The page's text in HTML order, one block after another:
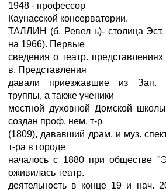
1948 - профессор
Каунасской консерватории.
ТАЛЛИН (б. Ревел ь)- столица
на 1966). Первые
сведения о театр.
в. Представления
давали приезжавшие из Зап.
труппы, а также ученики
местной духовной Домской
создан проф. нем. т-р
(1809), дававший драм. и муз.
т-ра в городе
началось с 1880 при обществе
оживилась театр.
деятельность в конце 19 и нач.